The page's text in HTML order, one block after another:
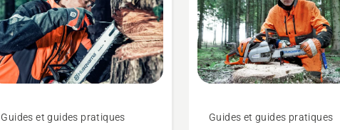
Guides et guides pratiques Guides et guides pratiques